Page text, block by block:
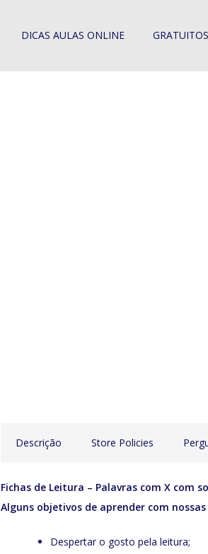
DICAS AULAS ONLINE GRATUITOS
Descrição Store Policies
Fichas de Leitura – Palavras com X com
Alguns objetivos de aprender com
Despertar o gosto pela leitura;